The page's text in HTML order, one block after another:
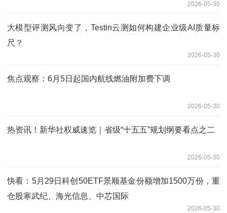
2026-05-30
大模型评测风向变了，Testin云测如何构建企业级AI质量标
尺？
2026-05-30
焦点观察：6月5日起国内航线燃油附加费下调
2026-05-30
热资讯！新华社权威速览｜省级“十五五”规划纲要看点之二
2026-05-30
快看：5月29日科创50ETF景顺基金份额增加1500万份，重
仓股寒武纪、海光信息、中芯国际
2026-05-30